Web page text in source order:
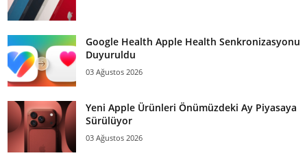
Google Health Apple Health Senkronizasyonu
Duyuruldu
03 Ağustos 2026
Yeni Apple Ürünleri Önümüzdeki Ay Piyasaya
Sürülüyor
03 Ağustos 2026